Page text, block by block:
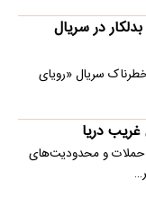
در سریال
سریال «رویای
دریا
حملات و محدودیت‌های